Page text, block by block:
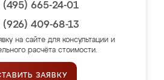
(495) 665-24-01
(926) 409-68-13
на сайте для консультации и
расчёта стоимости.
ЗАЯВКУ